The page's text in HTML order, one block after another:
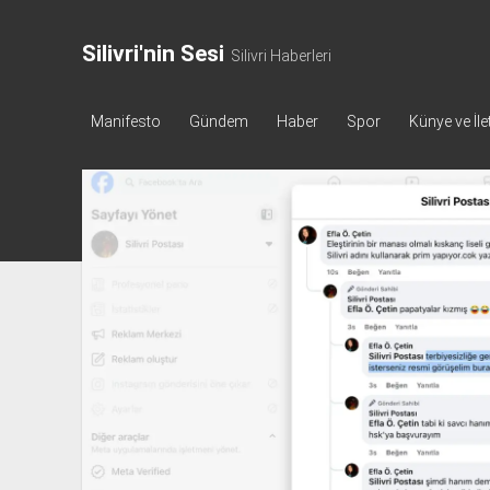
Silivri'nin Sesi Silivri Haberleri
Manifesto Gündem Haber Spor Künye ve